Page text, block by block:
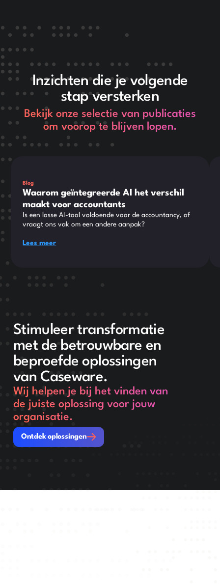
Inzichten die je volgende
stap versterken
Bekijk onze selectie van publicaties
om voorop te blijven lopen.
This is some text inside of a div block.
Blog
Waarom geïntegreerde AI het verschil
maakt voor accountants
Is een losse AI-tool voldoende voor de accountancy, of
vraagt ons vak om een andere aanpak?
Lees meer
Stimuleer transformatie
met de betrouwbare en
beproefde oplossingen
van Caseware.
Wij helpen je bij het vinden van
de juiste oplossing voor jouw
organisatie.
Ontdek oplossingen
Ontdek oplossingen